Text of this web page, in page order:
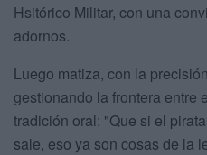
Hsitórico Militar, con una
adornos.
Luego matiza, con la
gestionando la frontera entre
tradición oral: "Que si el
sale, eso ya son cosas de la